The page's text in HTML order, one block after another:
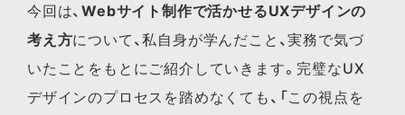
今回は、Webサイト制作で活かせるUXデザインの
考え方について、私自身が学んだこと、実務で気づ
いたことをもとにご紹介していきます。完璧なUX
デザインのプロセスを踏めなくても、「この視点を